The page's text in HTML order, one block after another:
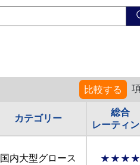
比較する
カテゴリー
総合
レーティ
国内大型グロース ★★★★